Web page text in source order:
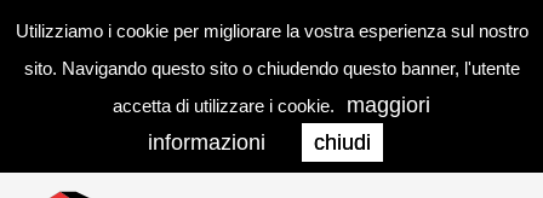
Utilizziamo i cookie per migliorare la vostra esperienza sul nostro
sito. Navigando questo sito o chiudendo questo banner, l'utente
accetta di utilizzare i cookie.
maggiori
informazioni
chiudi
0